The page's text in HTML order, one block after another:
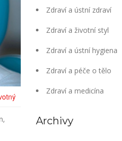
Zdraví a ústní zdraví
Zdraví a životní styl
Zdraví a ústní hygiena
Zdraví a péče o tělo
Zdraví a medicína
Archivy